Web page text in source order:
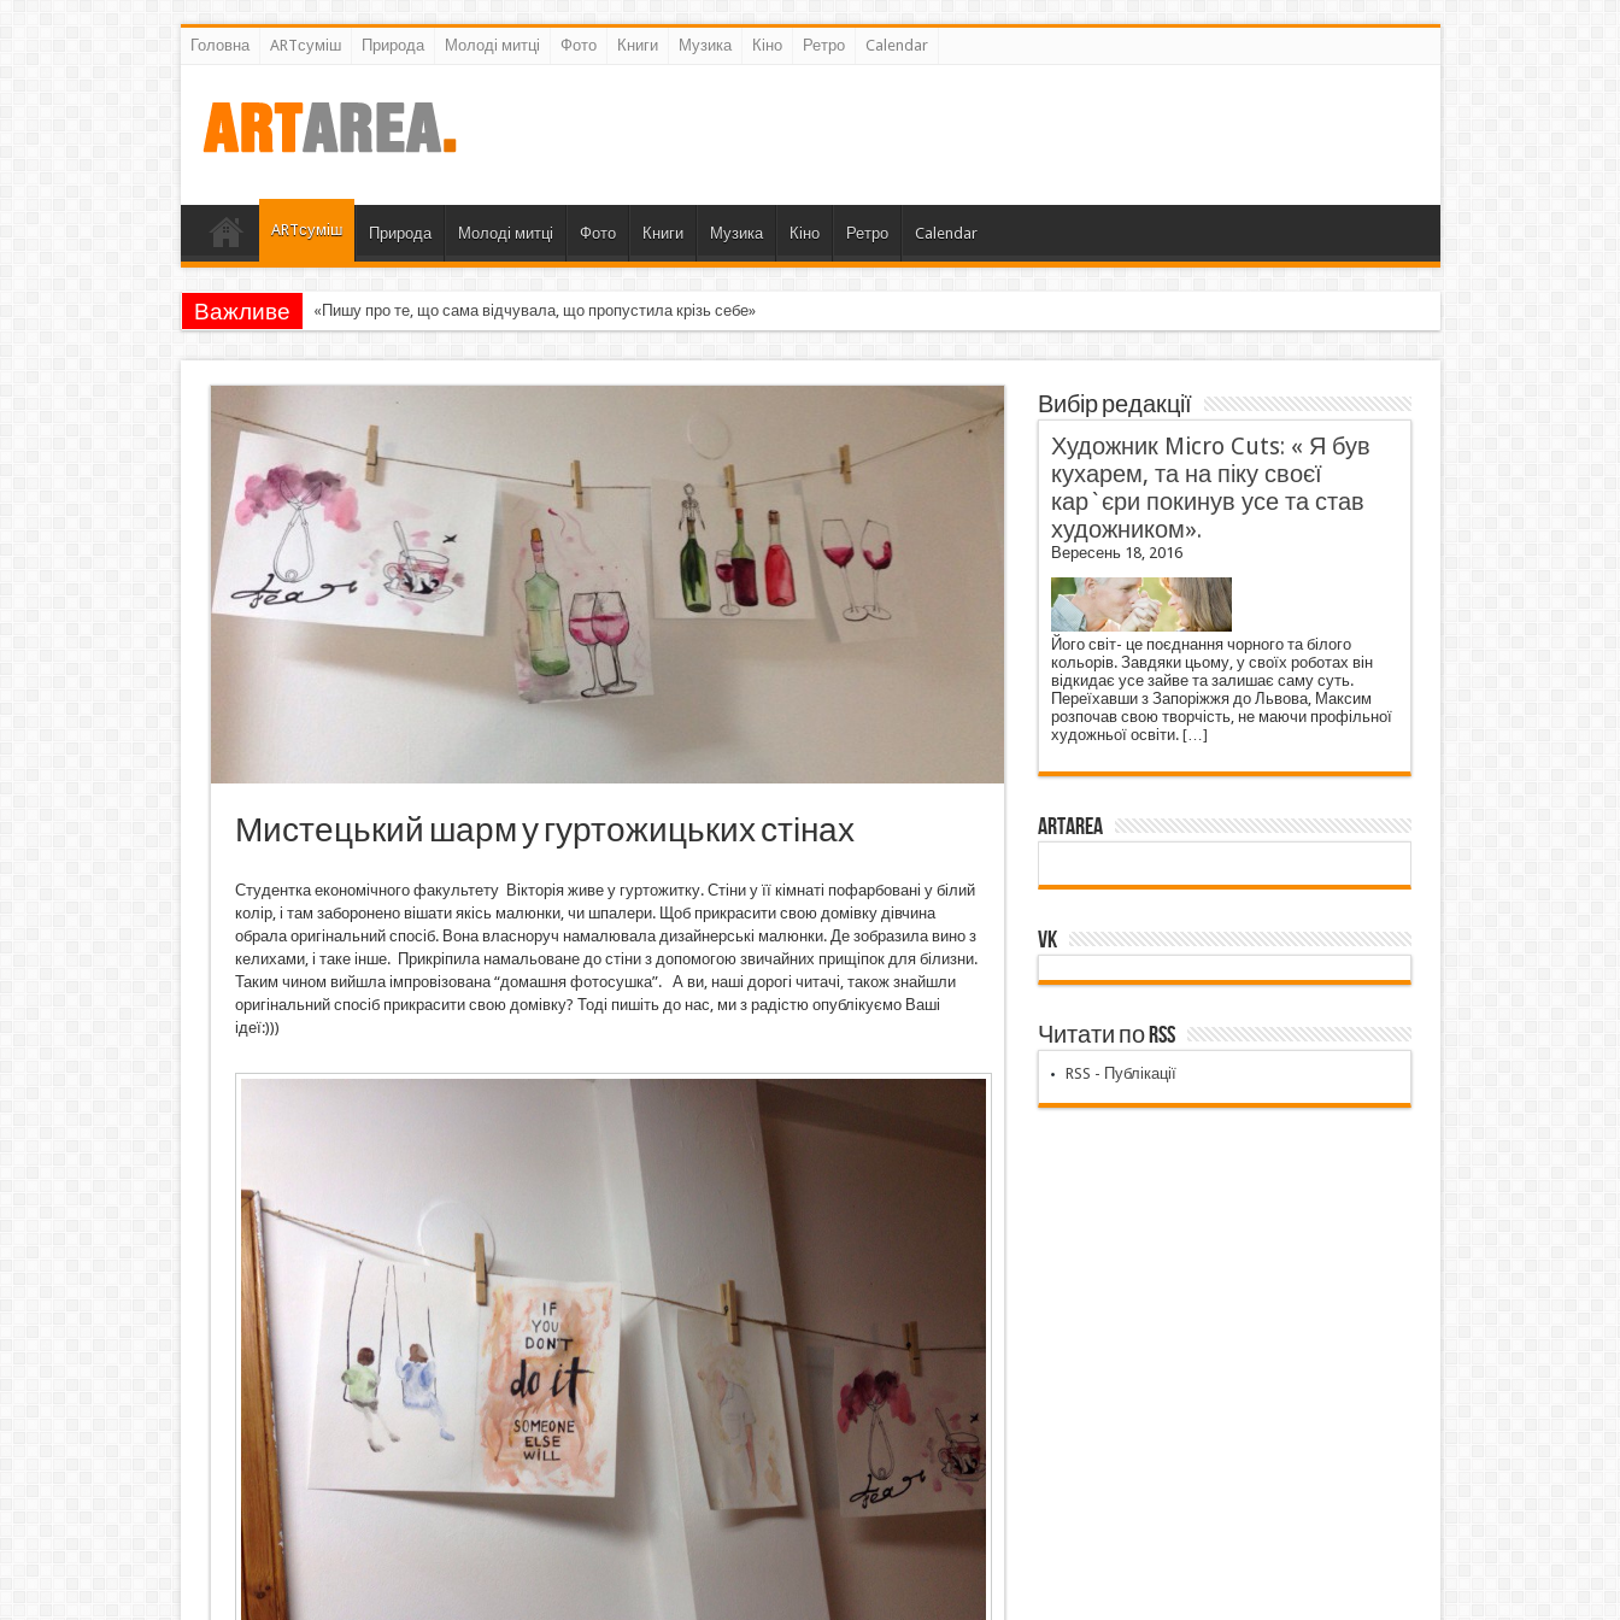
Головна ARTсуміш Природа Молоді митці Фото Книги Музика Кіно Ретро Calendar
ARTсуміш Природа Молоді митці Фото Книги Музика Кіно Ретро Calendar
Важливе «Пишу про те, що сама відчувала, що пропустила крізь себе»
Мистецький шарм у гуртожицьких стінах
Студентка економічного факультету Вікторія живе у гуртожитку. Стіни у її кімнаті пофарбовані у білий
колір, і там заборонено вішати якісь малюнки, чи шпалери. Щоб прикрасити свою домівку дівчина
обрала оригінальний спосіб. Вона власноруч намалювала дизайнерські малюнки. Де зобразила вино з
келихами, і таке інше. Прикріпила намальоване до стіни з допомогою звичайних прищіпок для білизни.
Таким чином вийшла імпровізована “домашня фотосушка”. А ви, наші дорогі читачі, також знайшли
оригінальний спосіб прикрасити свою домівку? Тоді пишіть до нас, ми з радістю опублікуємо Ваші
ідеї:)))
Вибір редакції
Художник Micro Cuts: « Я був
кухарем, та на піку своєї
кар`єри покинув усе та став
художником».
Вересень 18, 2016
Його світ- це поєднання чорного та білого
кольорів. Завдяки цьому, у своїх роботах він
відкидає усе зайве та залишає саму суть.
Переїхавши з Запоріжжя до Львова, Максим
розпочав свою творчість, не маючи профільної
художньої освіти. […]
ArtArea
VK
Читати по RSS
RSS - Публікації